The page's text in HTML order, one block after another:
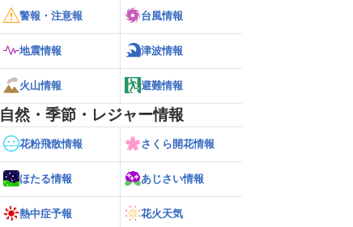
警報・注意報 台風情報
地震情報 津波情報
火山情報 避難情報
自然・季節・レジャー情報
花粉飛散情報 さくら開花情報
ほたる情報 あじさい情報
熱中症予報 花火天気